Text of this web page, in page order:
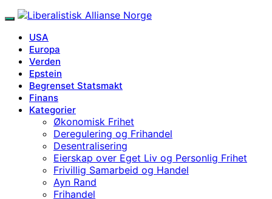
USA
Europa
Verden
Epstein
Begrenset Statsmakt
Finans
Kategorier
Økonomisk Frihet
Deregulering og Frihandel
Desentralisering
Eierskap over Eget Liv og Personlig Frihet
Frivillig Samarbeid og Handel
Ayn Rand
Frihandel